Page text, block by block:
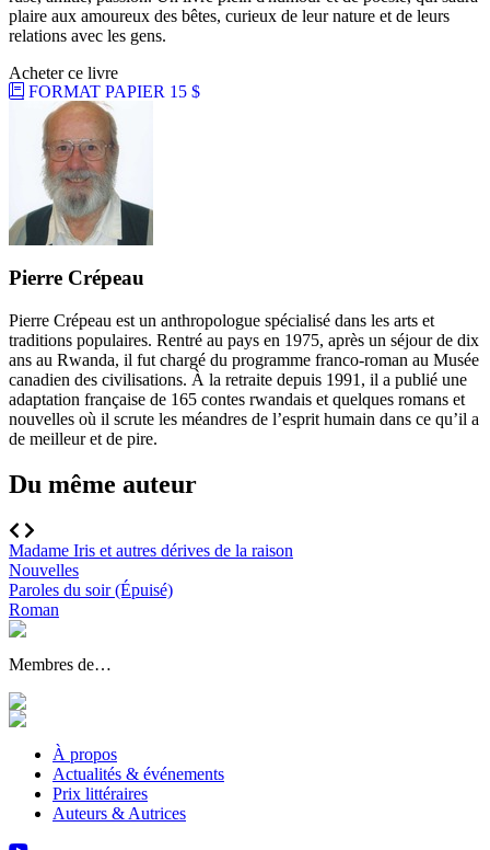
plaire aux amoureux des bêtes, curieux de leur nature et de leurs
relations avec les gens.
Acheter ce livre
FORMAT PAPIER 15 $
Pierre Crépeau
Pierre Crépeau est un anthropologue spécialisé dans les arts et
traditions populaires. Rentré au pays en 1975, après un séjour de dix
ans au Rwanda, il fut chargé du programme franco-roman au Musée
canadien des civilisations. À la retraite depuis 1991, il a publié une
adaptation française de 165 contes rwandais et quelques romans et
nouvelles où il scrute les méandres de l’esprit humain dans ce qu’il a
de meilleur et de pire.
Du même auteur
Madame Iris et autres dérives de la raison
Nouvelles
Paroles du soir (Épuisé)
Roman
Membres de…
À propos
Actualités & événements
Prix littéraires
Auteurs & Autrices